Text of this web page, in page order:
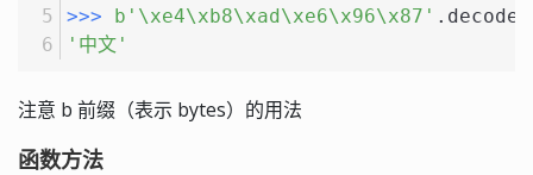
>>> b'\xe4\xb8\xad\xe6\x96\x87' .decode(
'中文'
注意 b 前缀（表示 bytes）的用法
函数方法